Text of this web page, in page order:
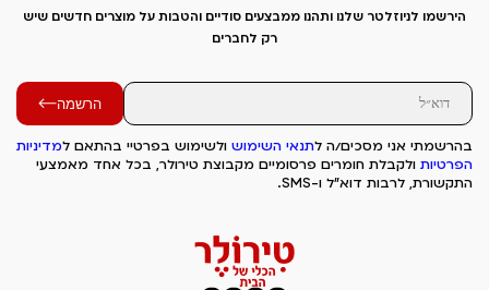
הירשמו לניוזלטר שלנו ותהנו ממבצעים סודיים והטבות על מוצרים חדשים שיש
רק לחברים
הרשמה
בהרשמתי אני מסכים/ה לתנאי השימוש ולשימוש בפרטיי בהתאם למדיניות
הפרטיות ולקבלת חומרים פרסומיים מקבוצת טירולר, בכל אחד מאמצעי
התקשורת, לרבות דוא"ל ו-SMS.